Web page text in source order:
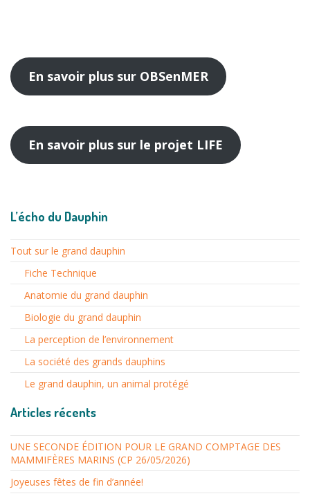
En savoir plus sur OBSenMER
En savoir plus sur le projet LIFE
L’écho du Dauphin
Tout sur le grand dauphin
Fiche Technique
Anatomie du grand dauphin
Biologie du grand dauphin
La perception de l’environnement
La société des grands dauphins
Le grand dauphin, un animal protégé
Articles récents
UNE SECONDE ÉDITION POUR LE GRAND COMPTAGE DES
MAMMIFÈRES MARINS (CP 26/05/2026)
Joyeuses fêtes de fin d’année!